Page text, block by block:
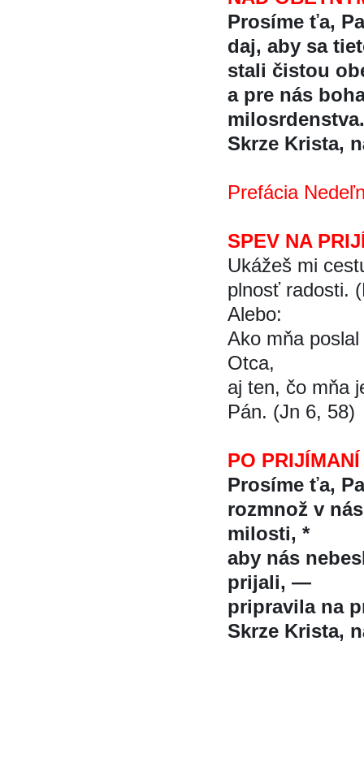
Prosíme ťa,
daj, aby sa
stali čistou
a pre nás
milosrdenstva.
Skrze Krista,
Prefácia
SPEV NA
Ukážeš mi
plnosť radosti.
Alebo:
Ako mňa
Otca,
aj ten, čo mňa
Pán. (Jn 6, 58)
PO PRIJÍMANÍ
Prosíme ťa,
rozmnož v
milosti, *
aby nás
prijali, —
pripravila na
Skrze Krista,